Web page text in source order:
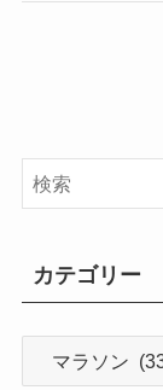
カテゴリー